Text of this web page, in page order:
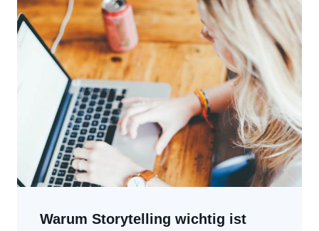
Warum Storytelling wichtig ist